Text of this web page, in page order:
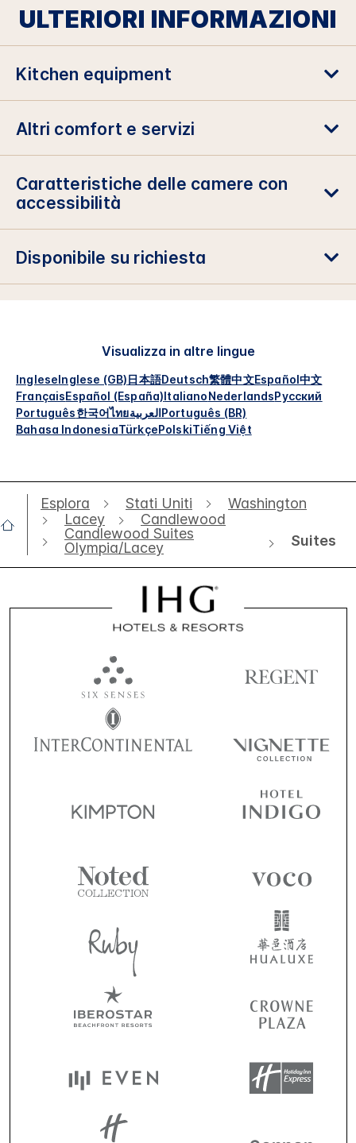
ULTERIORI INFORMAZIONI
Kitchen equipment
Altri comfort e servizi
Caratteristiche delle camere con
accessibilità
Disponibile su richiesta
Visualizza in altre lingue
Inglese Inglese (GB) 日本語Deutsch繁體中文Español中文
FrançaisEspañol (España) Italiano NederlandsРусский
Português한국어ไทยالعربية Português (BR)
Bahasa IndonesiaTürkçePolskiTiếng Việt
Esplora Stati Uniti
Washington
Lacey
Candlewood
Candlewood Suites
Olympia/Lacey
Suites